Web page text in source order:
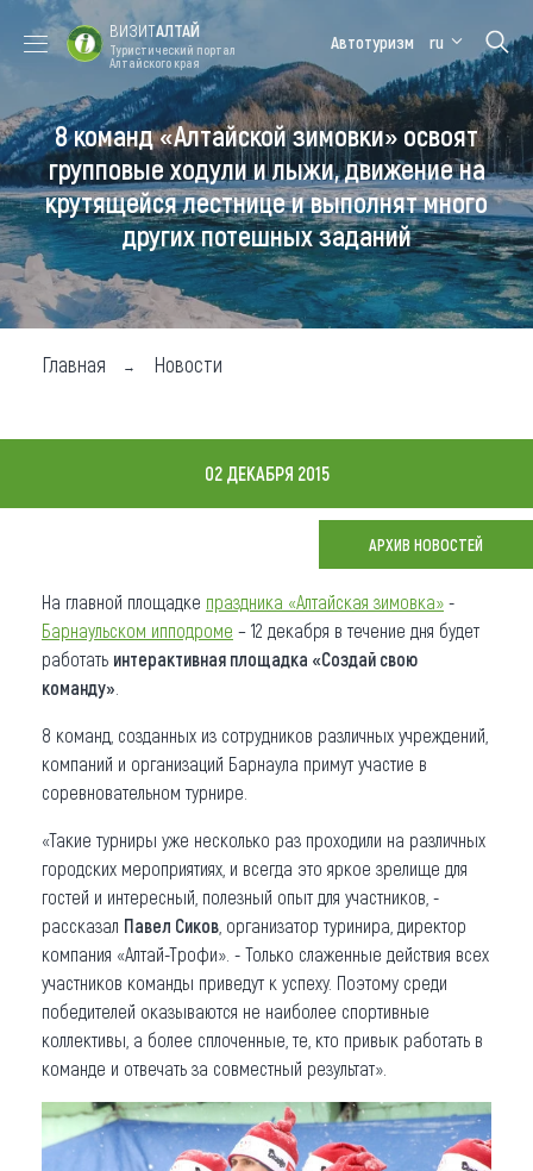
Форум VISIT
ALTAI
Цветение
маральника
Медицинский
форум
Алтайская
зимовка
Туры
Где побывать
Чем заняться
Где остановиться
О регионе
Коллекция впечатлений
Другие рубрики
ВИЗИТАЛТАЙ
Туристический портал
Алтайского края
Автотуризм ru
8 команд «Алтайской зимовки» освоят
групповые ходули и лыжи, движение на
крутящейся лестнице и выполнят много
других потешных заданий
Главная Новости
02 ДЕКАБРЯ 2015
АРХИВ НОВОСТЕЙ
На главной площадке праздника «Алтайская зимовка» -
Барнаульском ипподроме – 12 декабря в течение дня будет
работать интерактивная площадка «Создай свою
команду»
8 команд, созданных из сотрудников различных учреждений,
компаний и организаций Барнаула примут участие в
соревновательном турнире.
«Такие турниры уже несколько раз проходили на различных
городских мероприятиях, и всегда это яркое зрелище для
гостей и интересный, полезный опыт для участников, -
рассказал Павел Сиков , организатор туринира, директор
компания «Алтай-Трофи». - Только слаженные действия всех
участников команды приведут к успеху. Поэтому среди
победителей оказываются не наиболее спортивные
коллективы, а более сплоченные, те, кто привык работать в
команде и отвечать за совместный результат».